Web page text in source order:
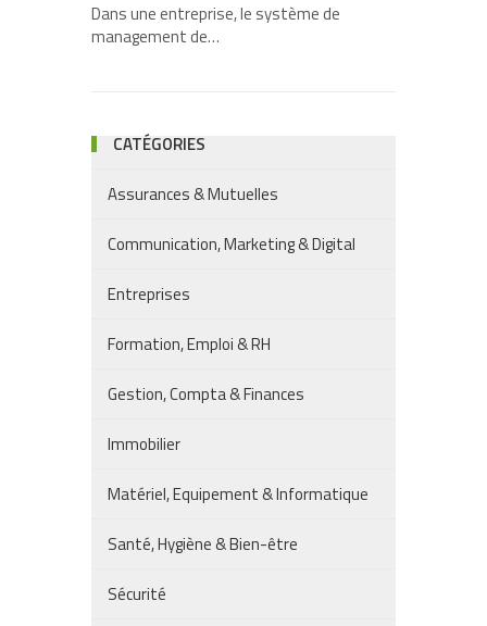
Dans une entreprise, le système de
management de…
CATÉGORIES
Assurances & Mutuelles
Communication, Marketing & Digital
Entreprises
Formation, Emploi & RH
Gestion, Compta & Finances
Immobilier
Matériel, Equipement & Informatique
Santé, Hygiène & Bien-être
Sécurité